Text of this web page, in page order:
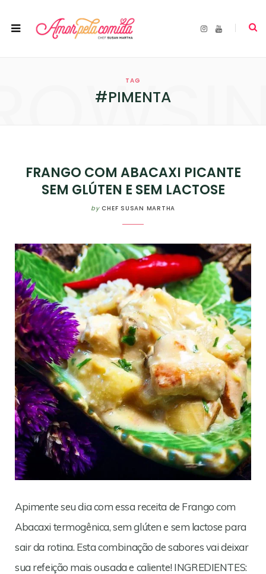
I
Y
TAG
#PIMENTA
FRANGO COM ABACAXI PICANTE
SEM GLÚTEN E SEM LACTOSE
by CHEF SUSAN MARTHA
Apimente seu dia com essa receita de Frango com
Abacaxi termogênica, sem glúten e sem lactose para
sair da rotina. Esta combinação de sabores vai deixar
sua refeição mais ousada e caliente! INGREDIENTES: